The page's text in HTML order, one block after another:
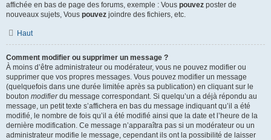
affichée en bas de page des forums, exemple : Vous pouvez poster de
nouveaux sujets, Vous pouvez joindre des fichiers, etc.
Haut
Comment modifier ou supprimer un message ?
À moins d’être administrateur ou modérateur, vous ne pouvez modifier ou
supprimer que vos propres messages. Vous pouvez modifier un message
(quelquefois dans une durée limitée après sa publication) en cliquant sur le
bouton modifierdu message correspondant. Si quelqu’un a déjà répondu au
message, un petit texte s’affichera en bas du message indiquant qu’il a été
modifié, le nombre de fois qu’il a été modifié ainsi que la date et l’heure de la
dernière modification. Ce message n’apparaîtra pas si un modérateur ou un
administrateur modifie le message, cependant ils ont la possibilité de laisser